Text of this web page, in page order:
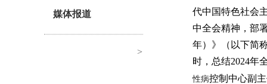
媒体报道
>
代中国特色社会
中全会精神，部
年）》（以下简
时，总结2024年
性病控制中心副